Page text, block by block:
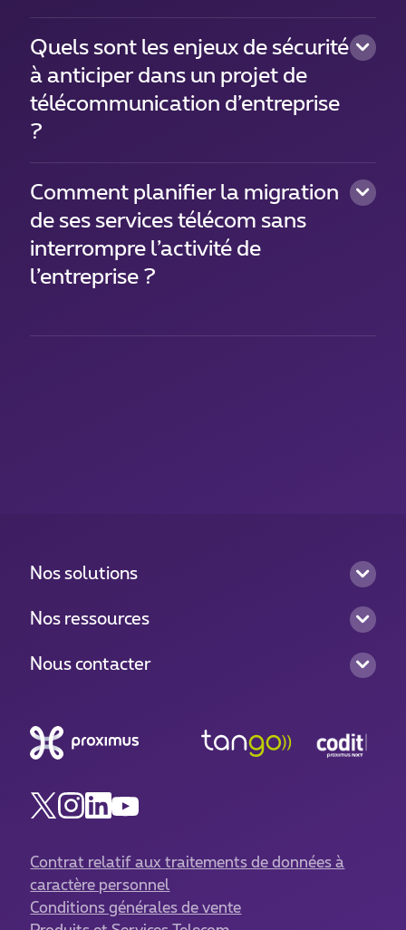
Quels sont les enjeux de sécurité
à anticiper dans un projet de
télécommunication d’entreprise
?
Comment planifier la migration
de ses services télécom sans
interrompre l’activité de
l’entreprise ?
Nos solutions
Nos ressources
Nous contacter
Contrat relatif aux traitements de données à
caractère personnel
Conditions générales de vente